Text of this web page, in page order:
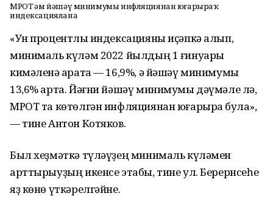
МРОТ һәм йәшәү минимумы инфляциянан юғарыраҡ
индексациялана
«Ун процентлыҡ индексацияны иҫәпкә алып,
минималь күләм 2022 йылдың 1 ғинуары
кимәленә ҡарата — 16,9%, ә йәшәү минимумы
13,6% арта. Йәғни йәшәү минимумы дәүмәле лә,
МРОТ та көтөлгән инфляциянан юғарыраҡ була»,
— тине Антон Котяков.
Был хеҙмәткә түләүҙең минималь күләмен
арттырыуҙың икенсе этабы, тине ул. Берернсеһе
яҙ көнө үткәрелгәйне.